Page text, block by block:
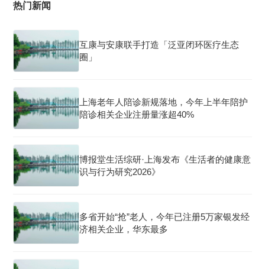
热门新闻
互康与安康联手打造「泛亚闭环医疗生态
圈」
上海老年人陪诊新规落地，今年上半年陪护
陪诊相关企业注册量涨超40%
博报堂生活综研·上海发布《生活者的健康意
识与行为研究2026》
多省开始“抢”老人，今年已注册5万家银发经
济相关企业，华东最多